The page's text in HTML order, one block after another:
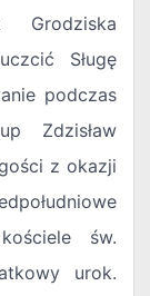
Sługę
podczas
Zdzisław
z okazji
św.
urok.